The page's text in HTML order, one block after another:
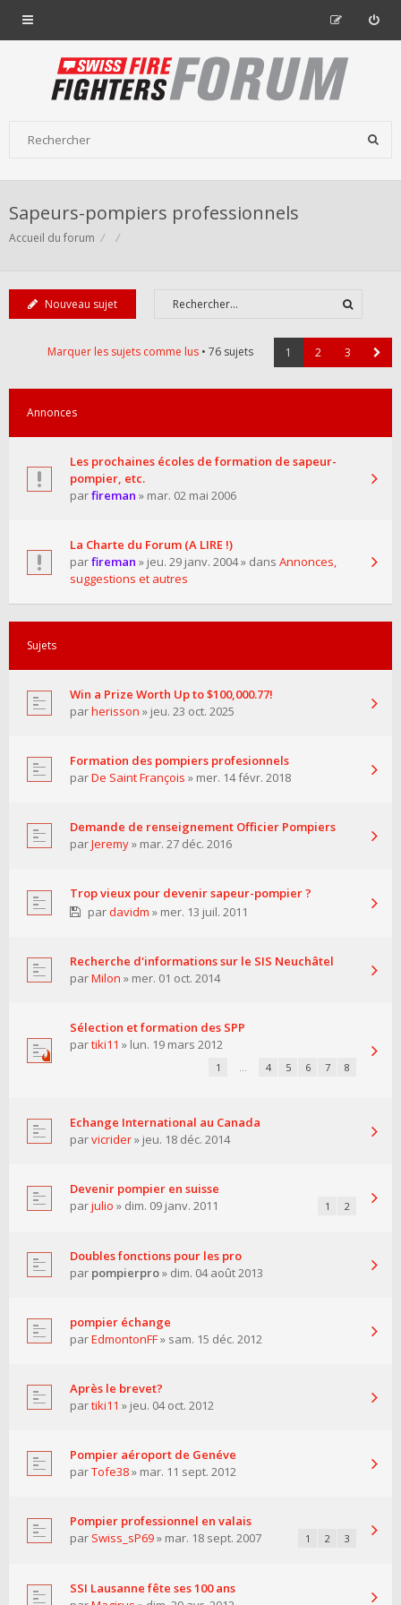
Sapeurs-pompiers professionnels
Accueil du forum
Nouveau sujet
Marquer les sujets comme lus • 76 sujets 1 2 3
Annonces
Les prochaines écoles de formation de sapeur-
pompier, etc.
parfireman » mar. 02 mai 2006
La Charte du Forum (A LIRE !)
parfireman » jeu. 29 janv. 2004 » dans Annonces,
suggestions et autres
Sujets
Win a Prize Worth Up to $100,000.77!
parherisson » jeu. 23 oct. 2025
Formation des pompiers profesionnels
parDe Saint François » mer. 14 févr. 2018
Demande de renseignement Officier Pompiers
parJeremy» mar. 27 déc. 2016
Trop vieux pour devenir sapeur-pompier ?
pardavidm » mer. 13 juil. 2011
Recherche d'informations sur le SIS Neuchâtel
parMilon » mer. 01 oct. 2014
Sélection et formation des SPP
partiki11 » lun. 19 mars 2012
1 … 4 5 6 7 8
Echange International au Canada
parvicrider» jeu. 18 déc. 2014
Devenir pompier en suisse
parjulio » dim. 09 janv. 2011 1 2
Doubles fonctions pour les pro
par pompierpro» dim. 04 août 2013
pompier échange
parEdmontonFF» sam. 15 déc. 2012
Après le brevet?
partiki11 » jeu. 04 oct. 2012
Pompier aéroport de Genéve
parTofe38» mar. 11 sept. 2012
Pompier professionnel en valais
par Swiss_sP69» mar. 18 sept. 2007 1 2 3
SSI Lausanne fête ses 100 ans